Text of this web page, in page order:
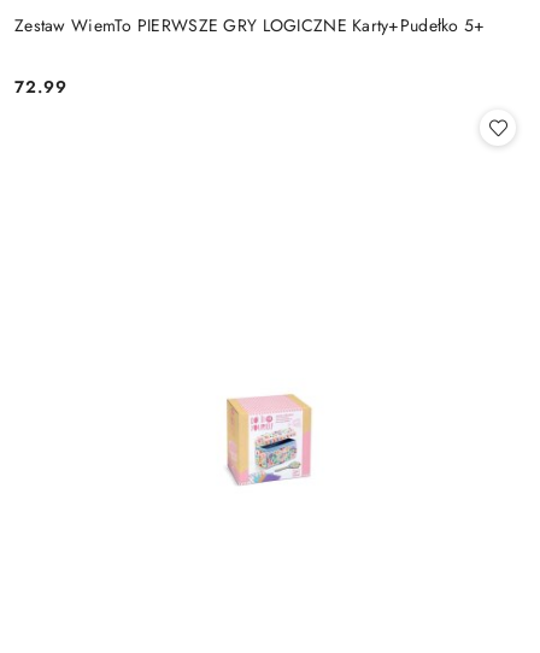
Zestaw WiemTo PIERWSZE GRY LOGICZNE Karty+Pudełko 5+
Cena:
72.99